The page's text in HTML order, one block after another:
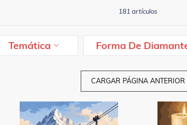
181 artículos
Temática Forma De
CARGAR PÁGINA ANTERIOR
Painting
Diamond
Painting